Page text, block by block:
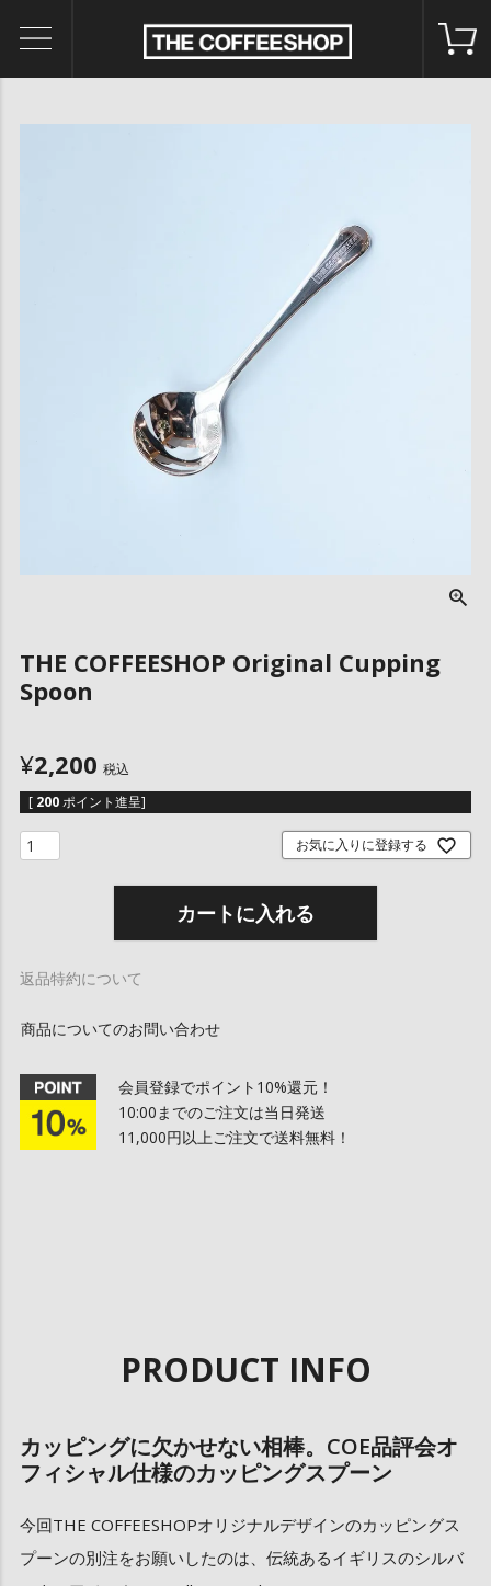
THE COFFEESHOP Original Cupping
Spoon
¥2,200 税込
[ 200ポイント進呈]
お気に入りに登録する
カートに入れる
返品特約について
商品についてのお問い合わせ
会員登録でポイント10%還元！
10:00までのご注文は当日発送
11,000円以上ご注文で送料無料！
PRODUCT INFO
カッピングに欠かせない相棒。COE品評会オ
フィシャル仕様のカッピングスプーン
今回THE COFFEESHOPオリジナルデザインのカッピングス
プーンの別注をお願いしたのは、伝統あるイギリスのシルバ